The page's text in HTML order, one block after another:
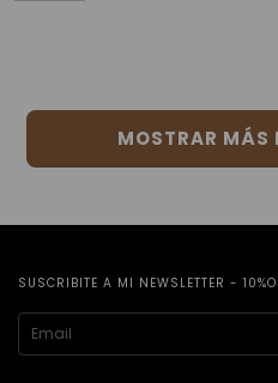
MOSTRAR MÁS
SUSCRIBITE A MI NEWSLETTER -